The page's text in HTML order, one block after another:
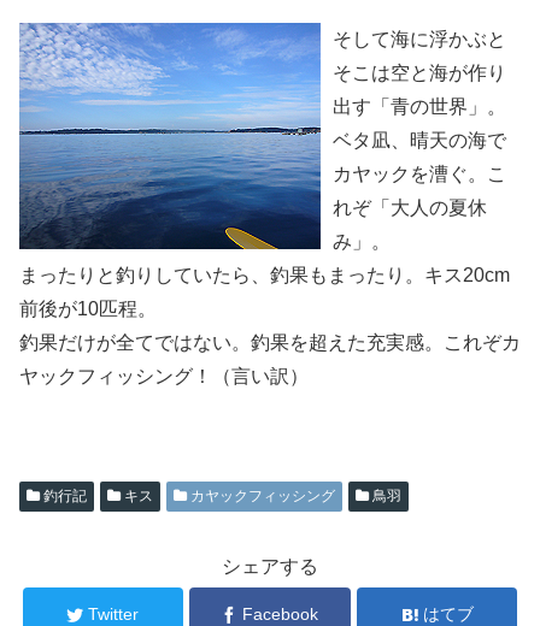
そして海に浮かぶと
そこは空と海が作り
出す「青の世界」。
ベタ凪、晴天の海で
カヤックを漕ぐ。こ
れぞ「大人の夏休
み」。
まったりと釣りしていたら、釣果もまったり。キス20cm
前後が10匹程。
釣果だけが全てではない。釣果を超えた充実感。これぞカ
ヤックフィッシング！（言い訳）
釣行記 キス カヤックフィッシング 鳥羽
シェアする
Twitter Facebook はてブ